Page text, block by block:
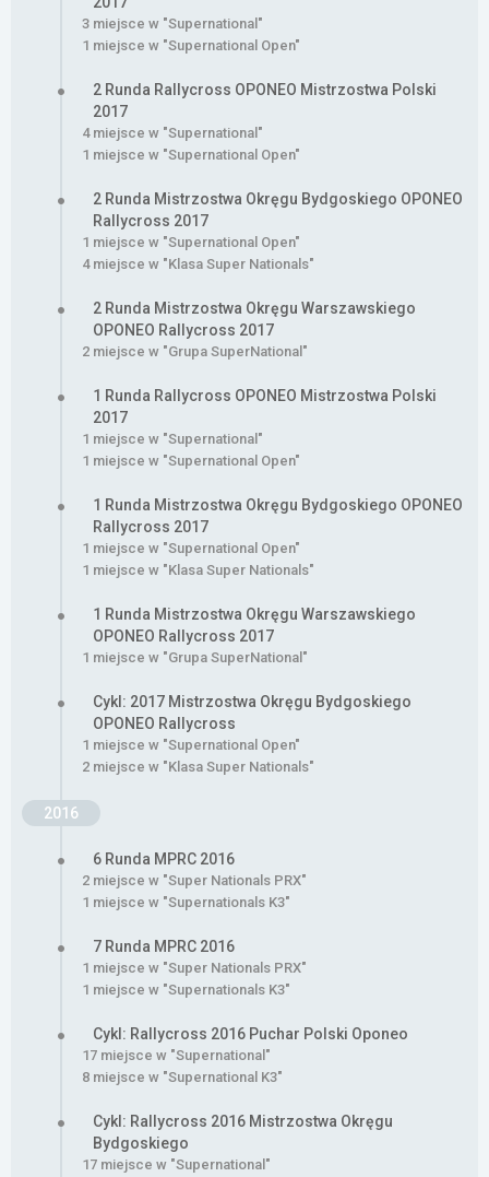
3 miejsce w "Supernational"
1 miejsce w "Supernational Open"
2 Runda Rallycross OPONEO Mistrzostwa Polski
2017
4 miejsce w "Supernational"
1 miejsce w "Supernational Open"
2 Runda Mistrzostwa Okręgu Bydgoskiego OPONEO
Rallycross 2017
1 miejsce w "Supernational Open"
4 miejsce w "Klasa Super Nationals"
2 Runda Mistrzostwa Okręgu Warszawskiego
OPONEO Rallycross 2017
2 miejsce w "Grupa SuperNational"
1 Runda Rallycross OPONEO Mistrzostwa Polski
2017
1 miejsce w "Supernational"
1 miejsce w "Supernational Open"
1 Runda Mistrzostwa Okręgu Bydgoskiego OPONEO
Rallycross 2017
1 miejsce w "Supernational Open"
1 miejsce w "Klasa Super Nationals"
1 Runda Mistrzostwa Okręgu Warszawskiego
OPONEO Rallycross 2017
1 miejsce w "Grupa SuperNational"
Cykl: 2017 Mistrzostwa Okręgu Bydgoskiego
OPONEO Rallycross
1 miejsce w "Supernational Open"
2 miejsce w "Klasa Super Nationals"
2016
6 Runda MPRC 2016
2 miejsce w "Super Nationals PRX"
1 miejsce w "Supernationals K3"
7 Runda MPRC 2016
1 miejsce w "Super Nationals PRX"
1 miejsce w "Supernationals K3"
Cykl: Rallycross 2016 Puchar Polski Oponeo
17 miejsce w "Supernational"
8 miejsce w "Supernational K3"
Cykl: Rallycross 2016 Mistrzostwa Okręgu
Bydgoskiego
17 miejsce w "Supernational"